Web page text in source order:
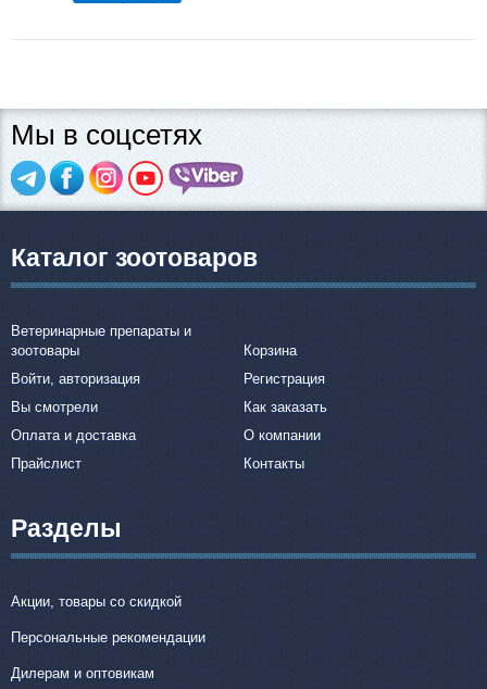
Мы в соцсетях
Каталог зоотоваров
Ветеринарные препараты и
зоотовары
Корзина
Войти, авторизация
Регистрация
Вы смотрели
Как заказать
Оплата и доставка
О компании
Прайслист
Контакты
Разделы
Акции, товары со скидкой
Персональные рекомендации
Дилерам и оптовикам
Популярні зоотовари
Архів / Знято з виробництва